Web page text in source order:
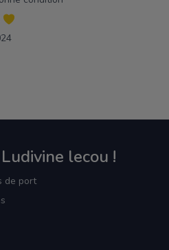
lecou !
de port